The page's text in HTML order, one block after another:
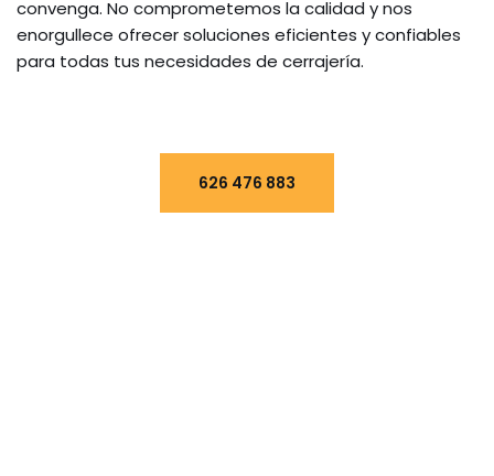
convenga. No comprometemos la calidad y nos
enorgullece ofrecer soluciones eficientes y confiables
para todas tus necesidades de cerrajería.
626 476 883